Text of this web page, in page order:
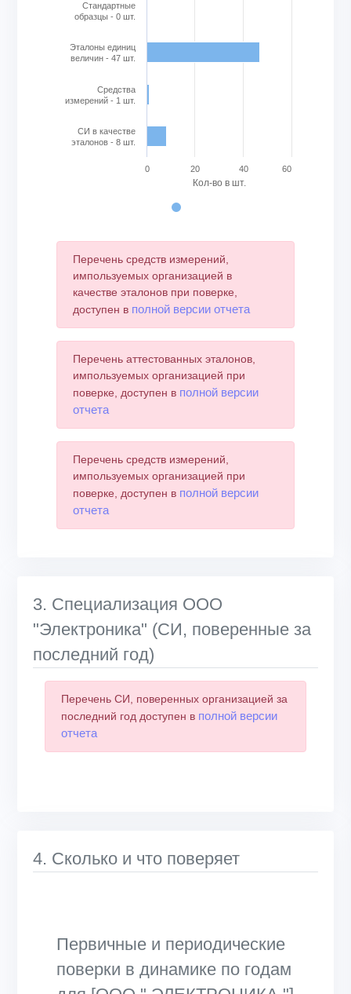
Кол-во в шт.
Стандартные
образцы - 0 шт.
Эталоны единиц
величин - 47 шт.
Cредства
измерений - 1 шт.
СИ в качестве
эталонов - 8 шт.
0 20 40 60
Перечень средств измерений,
импользуемых организацией в
качестве эталонов при поверке,
доступен в полной версии отчета
Перечень аттестованных эталонов,
импользуемых организацией при
поверке, доступен в полной версии
отчета
Перечень средств измерений,
импользуемых организацией при
поверке, доступен в полной версии
отчета
3. Специализация ООО
"Электроника" (СИ, поверенные за
последний год)
Перечень СИ, поверенных организацией за
последний год доступен в полной версии
отчета
4. Сколько и что поверяет
Первичные и периодические
поверки в динамике по годам